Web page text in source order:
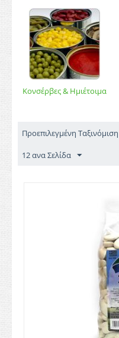
Κονσέρβες & Ημιέτοιμα
Προεπιλεγμένη Ταξινόμιση
12 ανα Σελίδα